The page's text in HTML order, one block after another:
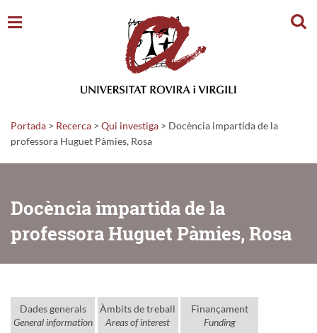
Portada > Recerca > Qui investiga > Docència impartida de la
professora Huguet Pàmies, Rosa
Docència impartida de la
professora Huguet Pàmies, Rosa
Dades generals
General information
Àmbits de treball
Areas of interest
Finançament
Funding